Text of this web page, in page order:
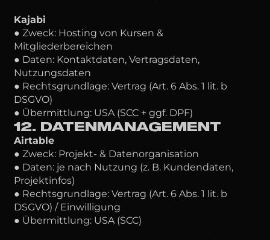
Kajabi
● Zweck: Hosting von Kursen &
Mitgliederbereichen
● Daten: Kontaktdaten, Vertragsdaten,
Nutzungsdaten
● Rechtsgrundlage: Vertrag (Art. 6 Abs. 1 lit. b
DSGVO)
● Übermittlung: USA (SCC + ggf. DPF)
12. DATENMANAGEMENT
Airtable
● Zweck: Projekt- & Datenorganisation
● Daten: je nach Nutzung (z. B. Kundendaten,
Projektinfos)
● Rechtsgrundlage: Vertrag (Art. 6 Abs. 1 lit. b
DSGVO) / Einwilligung
● Übermittlung: USA (SCC)